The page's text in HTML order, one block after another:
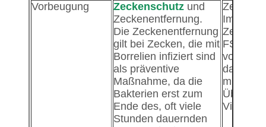
Vorbeugung Zeckenschutz und
Zeckenentfernung.
Die Zeckenentfernung
gilt bei Zecken, die mit
Borrelien infiziert sind
als präventive
Maßnahme, da die
Bakterien erst zum
Ende des, oft viele
Stunden dauernden
FSME
da die
mit dem
Viren).